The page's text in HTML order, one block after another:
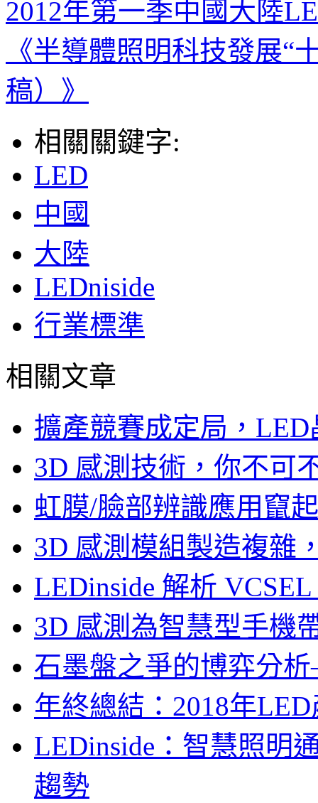
2012年第一季中國大陸
《半導體照明科技發展“
稿）》
相關關鍵字:
LED
中國
大陸
LEDniside
行業標準
相關文章
擴產競賽成定局，
3D 感測技術，你不可
虹膜/臉部辨識應用竄
3D 感測模組製造複雜
LEDinside 解析
3D 感測為智慧型手機
石墨盤之爭的博弈分
年終總結：2018年
LEDinside：智慧照明
趨勢